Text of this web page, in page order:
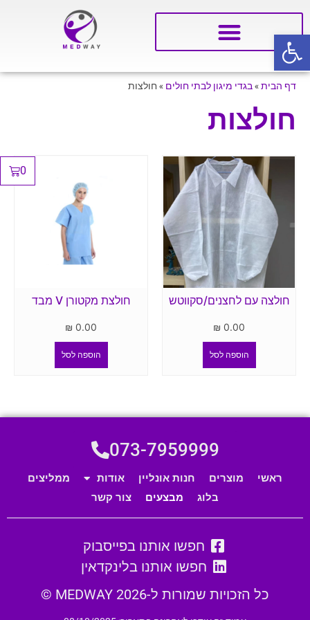
פתח סרגל נגישות
0
דף הבית»בגדי מיגון לבתי חולים » חולצות
חולצות
חולצה עם לחצנים/סקווטש
0.00
₪
הוספה לסל
חולצת מקטורן V מבד
0.00
₪
הוספה לסל
073-7959999
ראשי מוצרים חנות אונליין אודות
ממליצים
בלוג
מבצעים צור קשר
חפשו אותנו בפייסבוק
חפשו אותנו בלינקדאין
כל הזכויות שמורות ל-MEDWAY 2026 ©